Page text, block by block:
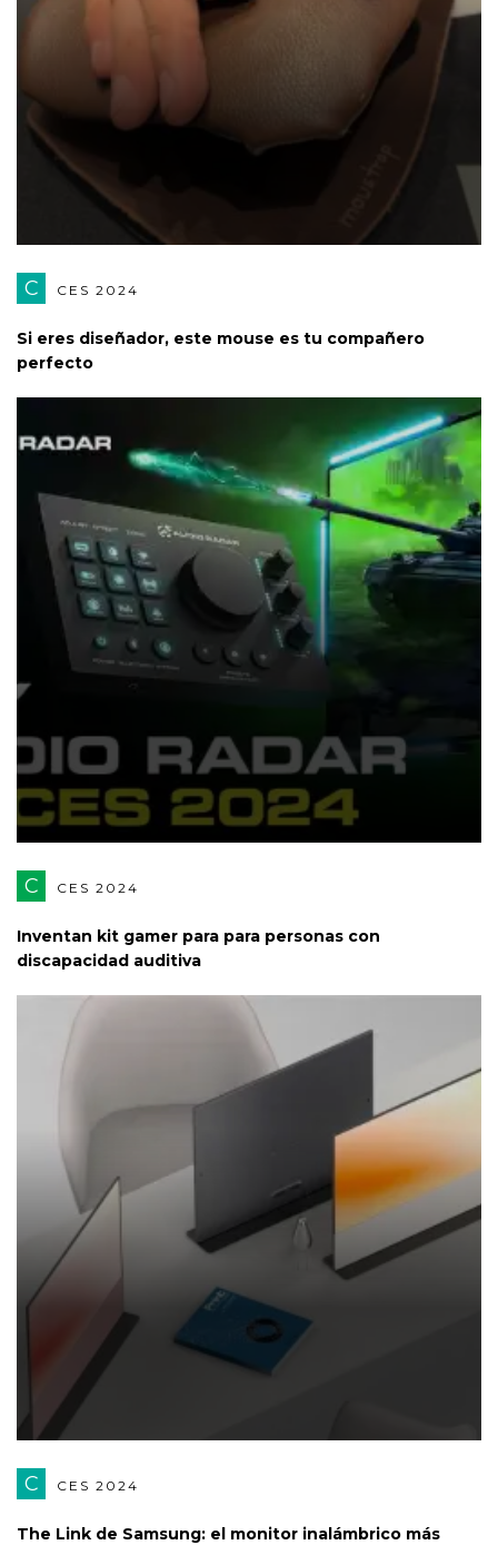
C CES 2024
Si eres diseñador, este mouse es tu compañero
perfecto
C CES 2024
Inventan kit gamer para para personas con
discapacidad auditiva
C CES 2024
The Link de Samsung: el monitor inalámbrico más